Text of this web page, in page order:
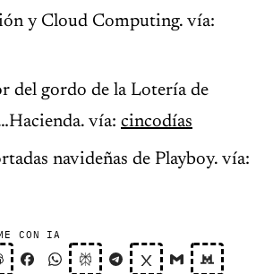
y Cloud Computing. vía:
del gordo de la Lotería de
vía: cincodías
navideñas de Playboy. vía:
CON IA